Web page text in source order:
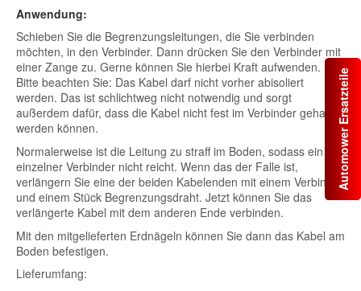
Automower Ersatzteile
Anwendung:
Schieben Sie die Begrenzungsleitungen, die Sie verbinden
möchten, in den Verbinder. Dann drücken Sie den Verbinder mit
einer Zange zu. Gerne können Sie hierbei Kraft aufwenden.
Bitte beachten Sie: Das Kabel darf nicht vorher abisoliert
werden. Das ist schlichtweg nicht notwendig und sorgt
außerdem dafür, dass die Kabel nicht fest im Verbinder gehalten
werden können.
Normalerweise ist die Leitung zu straff im Boden, sodass ein
einzelner Verbinder nicht reicht. Wenn das der Falle ist,
verlängern Sie eine der beiden Kabelenden mit einem Verbinder
und einem Stück Begrenzungsdraht. Jetzt können Sie das
verlängerte Kabel mit dem anderen Ende verbinden.
Mit den mitgelieferten Erdnägeln können Sie dann das Kabel am
Boden befestigen.
Lieferumfang: